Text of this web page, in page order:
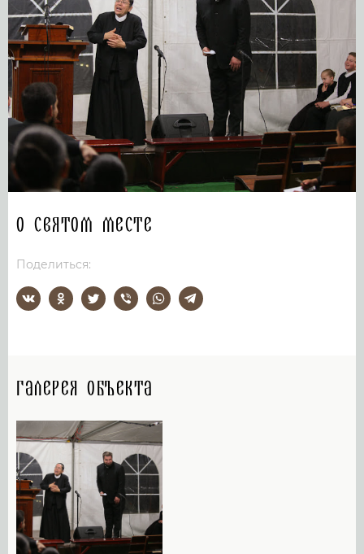
О святом месте
Поделиться:
Галерея объекта